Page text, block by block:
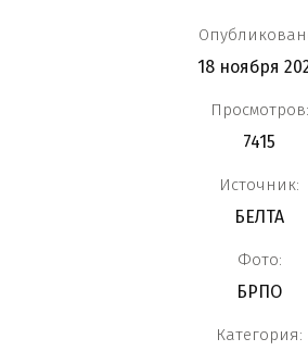
18 ноября
Просмотров:
7415
Источник:
БЕЛТА
Фото:
БРПО
Категория: